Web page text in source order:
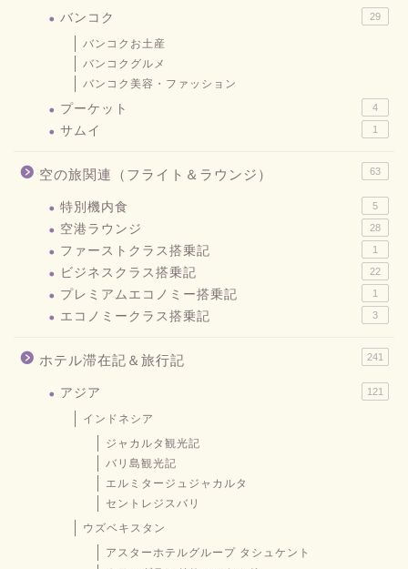
バンコク 29
バンコクお土産
バンコクグルメ
バンコク美容・ファッション
プーケット 4
サムイ 1
空の旅関連（フライト＆ラウンジ） 63
特別機内食 5
空港ラウンジ 28
ファーストクラス搭乗記 1
ビジネスクラス搭乗記 22
プレミアムエコノミー搭乗記 1
エコノミークラス搭乗記 3
ホテル滞在記＆旅行記 241
アジア 121
インドネシア
ジャカルタ観光記
バリ島観光記
エルミタージュジャカルタ
セントレジスバリ
ウズベキスタン
アスターホテルグループ タシュケント